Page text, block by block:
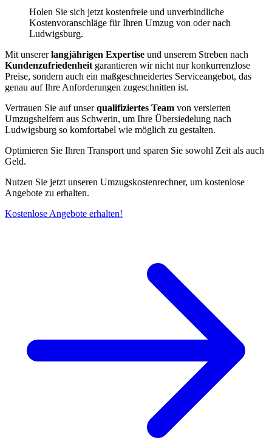
Holen Sie sich jetzt kostenfreie und unverbindliche
Kostenvoranschläge für Ihren Umzug von oder nach
Ludwigsburg.
Mit unsererlangjährigen Expertise und unserem Streben nach
Kundenzufriedenheit garantieren wir nicht nur konkurrenzlose
Preise, sondern auch ein maßgeschneidertes Serviceangebot, das
genau auf Ihre Anforderungen zugeschnitten ist.
Vertrauen Sie auf unserqualifiziertes Team von versierten
Umzugshelfern aus Schwerin, um Ihre Übersiedelung nach
Ludwigsburg so komfortabel wie möglich zu gestalten.
Optimieren Sie Ihren Transport und sparen Sie sowohl Zeit als auch
Geld.
Nutzen Sie jetzt unseren Umzugskostenrechner, um kostenlose
Angebote zu erhalten.
Kostenlose Angebote erhalten!